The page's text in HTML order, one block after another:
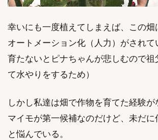
幸いにも一度植えてしまえば、この
オートメーション化（人力）がされて
育たないとピナちゃんが悲しむので
て水やりをするため）
しかし私達は畑で作物を育てた経験が
マイモが第一候補なのだけど、未だ
と悩んでいる。